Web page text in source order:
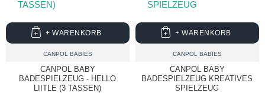
CANPOL BABIES
CANPOL BABY
BADESPIELZEUG - HELLO
LIITLE (3 TASSEN)
+ WARENKORB
CANPOL BABIES
CANPOL BABY
BADESPIELZEUG KREATIVES
SPIELZEUG
+ WARENKORB